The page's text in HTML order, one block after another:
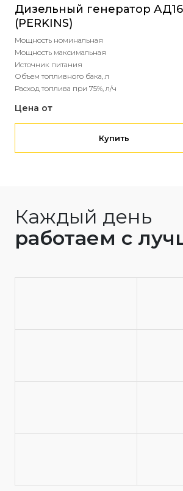
Дизельный генератор
(PERKINS)
Мощность номинальная
Мощность максимальная
Источник питания
Объем топливного бака, л
Расход топлива при 75%, л/ч
Цена от
Купить
Каждый день
работаем с